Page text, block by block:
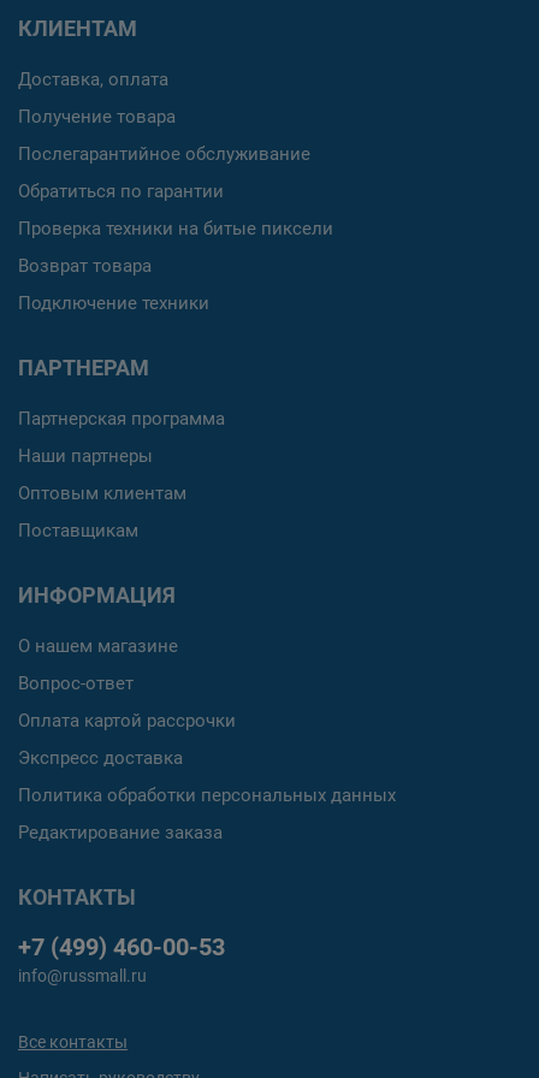
КЛИЕНТАМ
Доставка, оплата
Получение товара
Послегарантийное обслуживание
Обратиться по гарантии
Проверка техники на битые пиксели
Возврат товара
Подключение техники
ПАРТНЕРАМ
Партнерская программа
Наши партнеры
Оптовым клиентам
Поставщикам
ИНФОРМАЦИЯ
О нашем магазине
Вопрос-ответ
Оплата картой рассрочки
Экспресс доставка
Политика обработки персональных данных
Редактирование заказа
КОНТАКТЫ
+7 (499) 460-00-53
info@russmall.ru
Все контакты